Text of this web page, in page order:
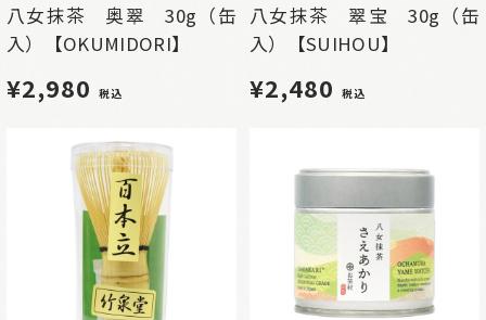
八女抹茶 奥翠 30g（缶
入）【OKUMIDORI】
¥2,980 税込
八女抹茶 翠宝 30g（缶
入）【SUIHOU】
¥2,480 税込